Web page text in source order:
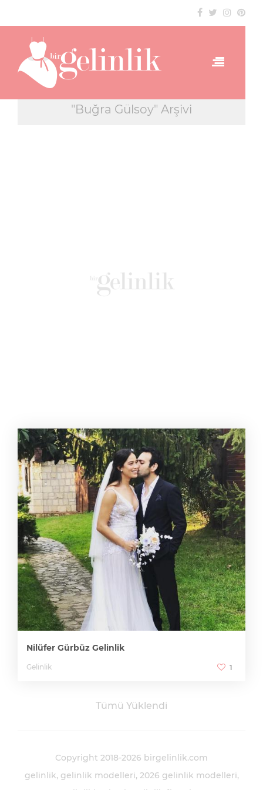
"Buğra Gülsoy" Arşivi
Nilüfer Gürbüz Gelinlik
Gelinlik 1
Tümü Yüklendi
Copyright 2018-2026 birgelinlik.com
gelinlik gelinlik modelleri 2026 gelinlik modelleri